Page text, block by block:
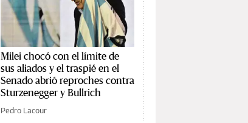
Milei chocó con el límite de
sus aliados y el traspié en el
Senado abrió reproches contra
Sturzenegger y Bullrich
Pedro Lacour